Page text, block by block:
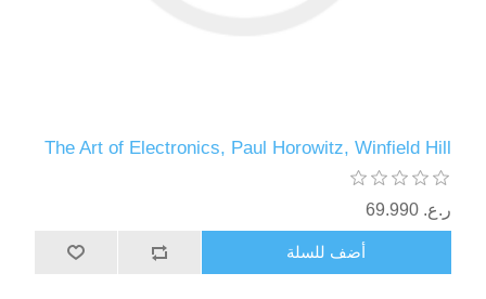
The Art of Electronics, Paul Horowitz, Winfield Hill
ر.ع.‏‏ 69.990
أضف للسلة